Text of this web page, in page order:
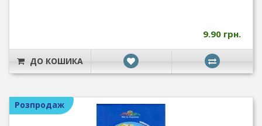
9.90 грн.
ДО КОШИКА
Розпродаж